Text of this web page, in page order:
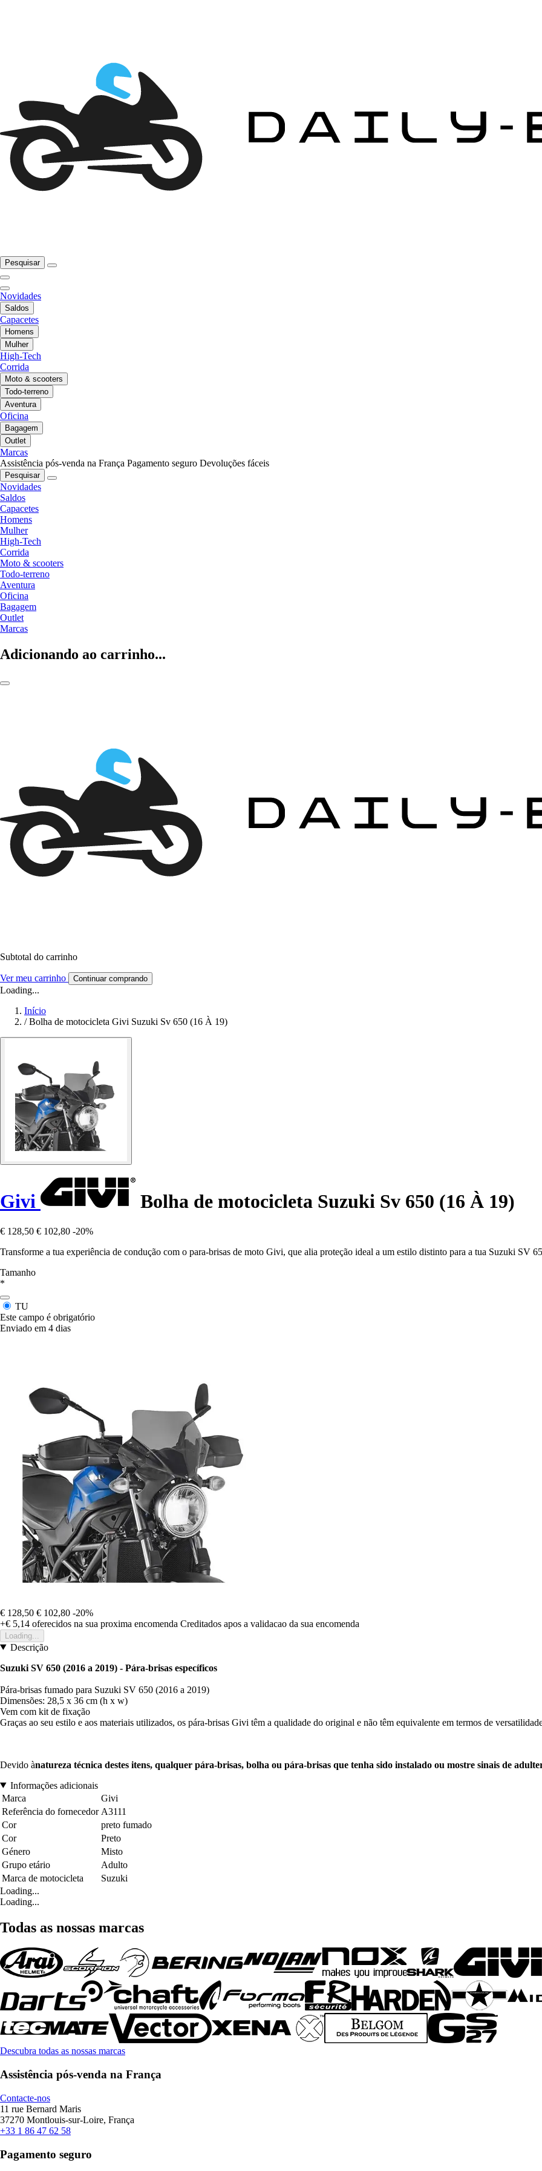
Pesquisar
Novidades
Saldos
Capacetes
Homens
Mulher
High-Tech
Corrida
Moto & scooters
Todo-terreno
Aventura
Oficina
Bagagem
Outlet
Marcas
Assistência pós-venda na França Pagamento seguro Devoluções fáceis
Pesquisar
Novidades
Saldos
Capacetes
Homens
Mulher
High-Tech
Corrida
Moto & scooters
Todo-terreno
Aventura
Oficina
Bagagem
Outlet
Marcas
Adicionando ao carrinho...
Subtotal do carrinho
Ver meu carrinho Continuar comprando
Loading...
Início
/ Bolha de motocicleta Givi Suzuki Sv 650 (16 À 19)
Givi Bolha de motocicleta Suzuki Sv 650 (16 À 19)
€ 128,50 € 102,80 -20%
Transforme a tua experiência de condução com o para-brisas de moto Givi, que alia proteção ideal a um estilo distinto para a tua Suzuki SV
Tamanho
*
TU
Este campo é obrigatório
Enviado em 4 dias
€ 128,50 € 102,80 -20%
+€ 5,14 oferecidos na sua proxima encomenda Creditados apos a validacao da sua encomenda
Loading...
Descrição
Suzuki SV 650 (2016 a 2019) - Pára-brisas específicos
Pára-brisas fumado para Suzuki SV 650 (2016 a 2019)
Dimensões: 28,5 x 36 cm (h x w)
Vem com kit de fixação
Graças ao seu estilo e aos materiais utilizados, os pára-brisas Givi têm a qualidade do original e não têm equivalente em termos de
Devido ànatureza técnica destes itens, qualquer pára-brisas, bolha ou pára-brisas que tenha sido instalado ou mostre sinais de
Informações adicionais
Marca
Givi
Referência do fornecedor A3111
Cor
preto fumado
Cor
Preto
Género
Misto
Grupo etário
Adulto
Marca de motocicleta
Suzuki
Loading...
Loading...
Todas as nossas marcas
Descubra todas as nossas marcas
Assistência pós-venda na França
Contacte-nos
11 rue Bernard Maris
37270 Montlouis-sur-Loire, França
+33 1 86 47 62 58
Pagamento seguro